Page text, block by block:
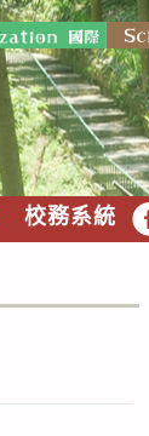
校務系統